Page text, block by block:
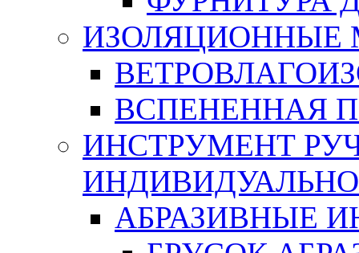
ИЗОЛЯЦИОННЫЕ
ВСПЕНЕННАЯ
ИНСТРУМЕНТ
АБРАЗИВНЫЕ